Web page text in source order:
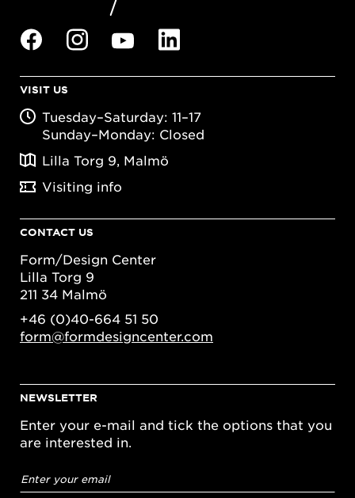
VISIT US
Tuesday–Saturday: 11–17
Sunday–Monday: Closed
Lilla Torg 9, Malmö
Visiting info
CONTACT US
Form/Design Center
Lilla Torg 9
211 34 Malmö
+46 (0)40-664 51 50
form@formdesigncenter.com
NEWSLETTER
Enter your e-mail and tick the options that you
are interested in.
address*